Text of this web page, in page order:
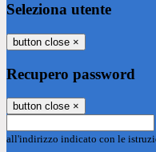
Seleziona utente
button close ×
Recupero password
button close ×
all'indirizzo indicato con le